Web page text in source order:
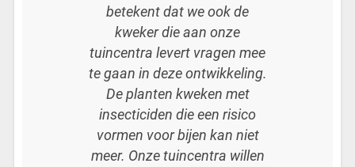
betekent dat we ook de
kweker die aan onze
tuincentra levert vragen mee
te gaan in deze ontwikkeling.
De planten kweken met
insecticiden die een risico
vormen voor bijen kan niet
meer. Onze tuincentra willen